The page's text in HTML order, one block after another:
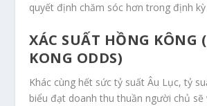
quyết định chăm sóc hơn trong định
XÁC SUẤT HỒNG KÔNG
KONG ODDS)
Khác cùng hết sức tỷ suất Âu Lục, tỷ
biểu đạt doanh thu thuần người chủ